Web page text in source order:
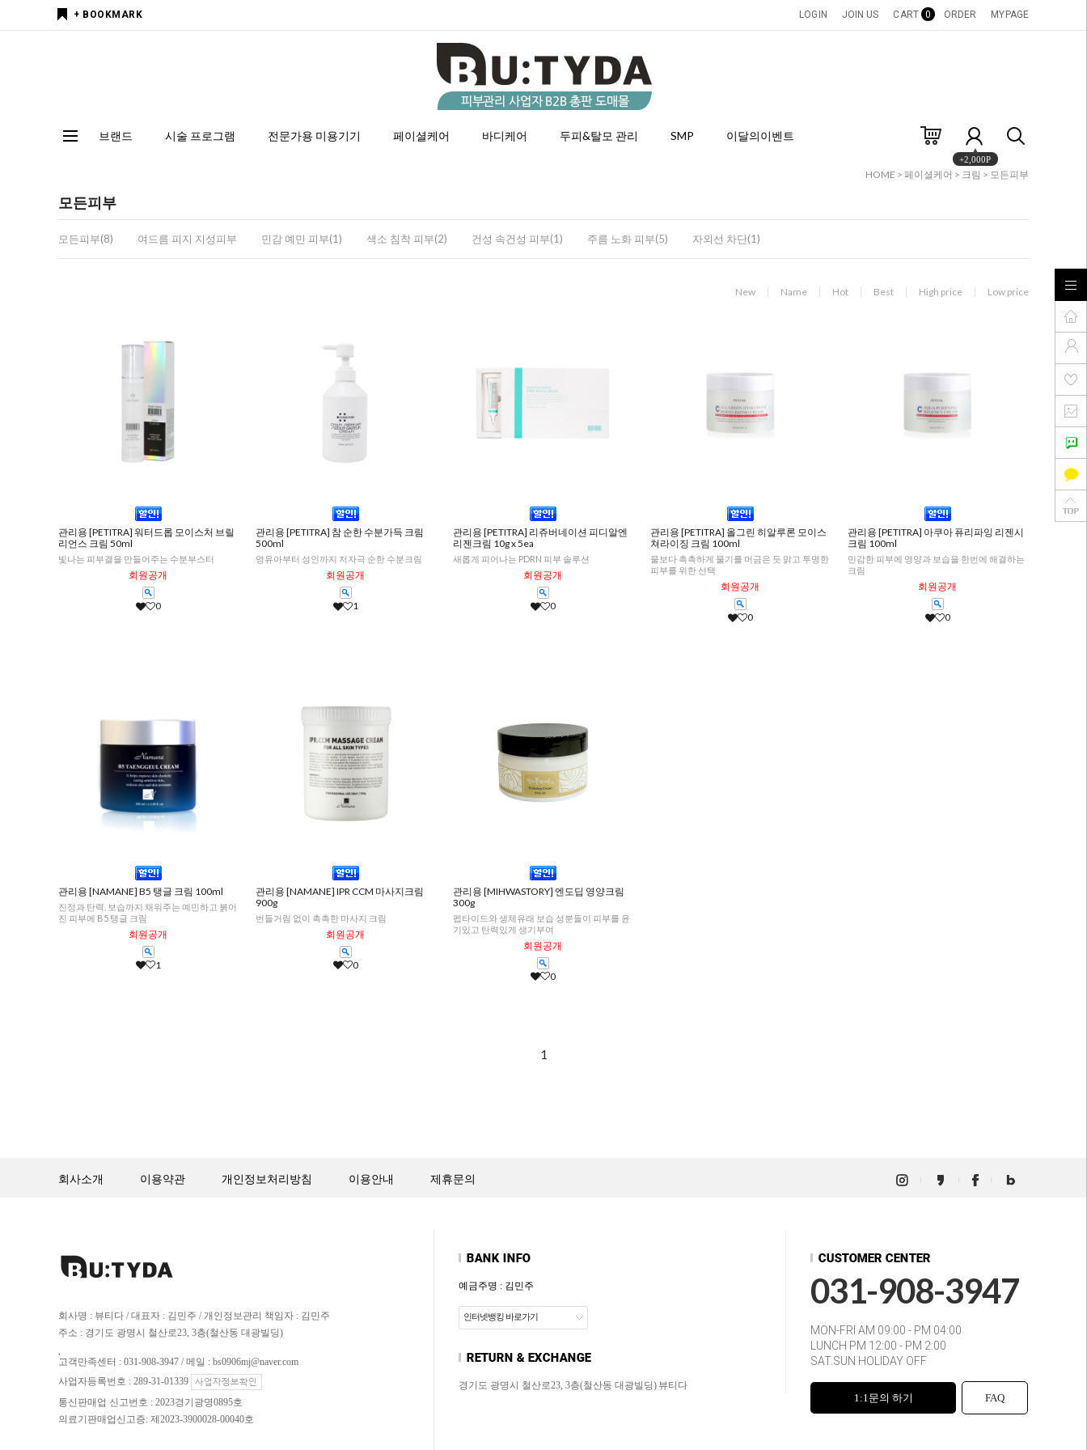
+ BOOKMARK LOGIN JOIN US CART 0 ORDER MYPAGE
브랜드 시술 프로그램 전문가용 미용기기 페이셜케어 바디케어 두피&탈모 관리 SMP 이달의이벤트
+2,000P
HOME > 페이셜케어 > 크림 > 모든피부
모든피부
모든피부(8) 여드름 피지 지성피부 민감 예민 피부(1) 색소 침착 피부(2) 건성 속건성 피부(1) 주름 노화 피부(5) 자외선 차단(1)
New Name Hot Best High price Low price
관리용 [PETITRA] 워터드롭 모이스처 브릴
리언스 크림 50ml
빛나는 피부결을 만들어주는 수분부스터
회원공개
0
관리용 [PETITRA] 참 순한 수분가득 크림
500ml
영유아부터 성인까지 저자극 순한 수분크림
회원공개
1
관리용 [PETITRA] 리쥬버네이션 피디알엔
리젠크림 10g x 5ea
새롭게 피어나는 PDRN 피부 솔루션
회원공개
0
관리용 [PETITRA] 올그린 히알루론 모이스
쳐라이징 크림 100ml
물보다 촉촉하게 물기를 머금은 듯 맑고 투명한
피부를 위한 선택
회원공개
0
관리용 [PETITRA] 아쿠아 퓨리파잉 리젠시
크림 100ml
민감한 피부에 영양과 보습을 한번에 해결하는
크림
회원공개
0
관리용 [NAMANE] B5 탱글 크림 100ml
진정과 탄력, 보습까지 채워주는 예민하고 붉어
진 피부에 B5 탱글 크림
회원공개
1
관리용 [NAMANE] IPR CCM 마사지크림
900g
번들거림 없이 촉촉한 마사지 크림
회원공개
0
관리용 [MIHWASTORY] 엔도딥 영양크림
300g
펩타이드와 생체유래 보습 성분들이 피부를 윤
기있고 탄력있게 생기부여
회원공개
0
1
회사소개 이용약관 개인정보처리방침 이용안내 제휴문의
회사명 : 뷰티다 / 대표자 : 김민주 / 개인정보관리 책임자 : 김민주
주소 : 경기도 광명시 철산로23, 3층(철산동 대광빌딩)
.
고객만족센터 : 031-908-3947 / 메일 : bs0906mj@naver.com
사업자등록번호 : 289-31-01339
통신판매업 신고번호 : 2023경기광명0895호
의료기판매업신고증: 제2023-3900028-00040호
예금주명 : 김민주
인터넷뱅킹 바로가기
경기도 광명시 철산로23, 3층(철산동 대광빌딩) 뷰티다
031-908-3947
MON-FRI AM 09:00 - PM 04:00
LUNCH PM 12:00 - PM 2:00
SAT.SUN HOLIDAY OFF
1:1문의 하기 FAQ